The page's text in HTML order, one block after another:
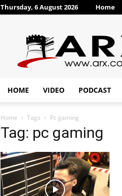
Thursday, 6 August 2026 Home
ARX®
HOME VIDEO PODCAST
Home Tags Pc gaming
Tag: pc gaming